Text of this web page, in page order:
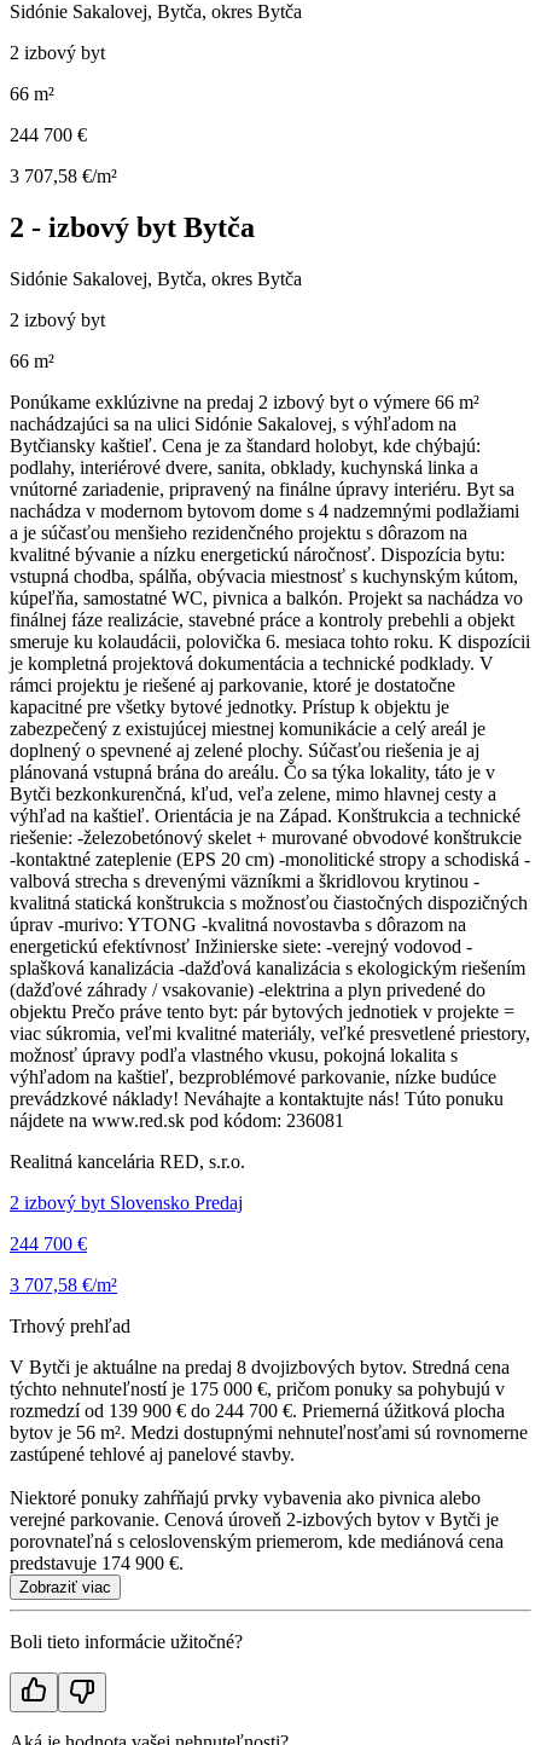
Sidónie Sakalovej, Bytča, okres Bytča
2 izbový byt
66 m²
244 700 €
3 707,58 €/m²
2 - izbový byt Bytča
Sidónie Sakalovej, Bytča, okres Bytča
2 izbový byt
66 m²
Ponúkame exklúzivne na predaj 2 izbový byt o výmere 66 m²
nachádzajúci sa na ulici Sidónie Sakalovej, s výhľadom na
Bytčiansky kaštieľ. Cena je za štandard holobyt, kde chýbajú:
podlahy, interiérové dvere, sanita, obklady, kuchynská linka a
vnútorné zariadenie, pripravený na finálne úpravy interiéru. Byt sa
nachádza v modernom bytovom dome s 4 nadzemnými podlažiami
a je súčasťou menšieho rezidenčného projektu s dôrazom na
kvalitné bývanie a nízku energetickú náročnosť. Dispozícia bytu:
vstupná chodba, spálňa, obývacia miestnosť s kuchynským kútom,
kúpeľňa, samostatné WC, pivnica a balkón. Projekt sa nachádza vo
finálnej fáze realizácie, stavebné práce a kontroly prebehli a objekt
smeruje ku kolaudácii, polovička 6. mesiaca tohto roku. K dispozícii
je kompletná projektová dokumentácia a technické podklady. V
rámci projektu je riešené aj parkovanie, ktoré je dostatočne
kapacitné pre všetky bytové jednotky. Prístup k objektu je
zabezpečený z existujúcej miestnej komunikácie a celý areál je
doplnený o spevnené aj zelené plochy. Súčasťou riešenia je aj
plánovaná vstupná brána do areálu. Čo sa týka lokality, táto je v
Bytči bezkonkurenčná, kľud, veľa zelene, mimo hlavnej cesty a
výhľad na kaštieľ. Orientácia je na Západ. Konštrukcia a technické
riešenie: -železobetónový skelet + murované obvodové konštrukcie
-kontaktné zateplenie (EPS 20 cm) -monolitické stropy a schodiská -
valbová strecha s drevenými väzníkmi a škridlovou krytinou -
kvalitná statická konštrukcia s možnosťou čiastočných dispozičných
úprav -murivo: YTONG -kvalitná novostavba s dôrazom na
energetickú efektívnosť Inžinierske siete: -verejný vodovod -
splašková kanalizácia -dažďová kanalizácia s ekologickým riešením
(dažďové záhrady / vsakovanie) -elektrina a plyn privedené do
objektu Prečo práve tento byt: pár bytových jednotiek v projekte =
viac súkromia, veľmi kvalitné materiály, veľké presvetlené priestory,
možnosť úpravy podľa vlastného vkusu, pokojná lokalita s
výhľadom na kaštieľ, bezproblémové parkovanie, nízke budúce
prevádzkové náklady! Neváhajte a kontaktujte nás! Túto ponuku
nájdete na www.red.sk pod kódom: 236081
Realitná kancelária RED, s.r.o.
2 izbový byt Slovensko Predaj
244 700 €
3 707,58 €/m²
Trhový prehľad
V Bytči je aktuálne na predaj 8 dvojizbových bytov. Stredná cena
týchto nehnuteľností je 175 000 €, pričom ponuky sa pohybujú v
rozmedzí od 139 900 € do 244 700 €. Priemerná úžitková plocha
bytov je 56 m². Medzi dostupnými nehnuteľnosťami sú rovnomerne
zastúpené tehlové aj panelové stavby.
Niektoré ponuky zahŕňajú prvky vybavenia ako pivnica alebo
verejné parkovanie. Cenová úroveň 2-izbových bytov v Bytči je
porovnateľná s celoslovenským priemerom, kde mediánová cena
predstavuje 174 900 €.
Zobraziť viac
Boli tieto informácie užitočné?